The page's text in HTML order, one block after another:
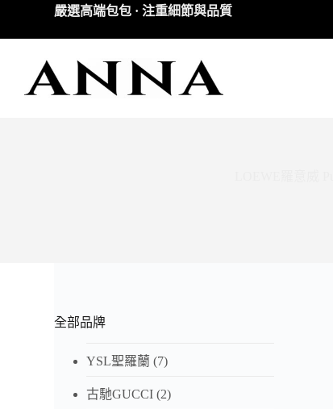
至
內
嚴選高端包包 · 注重細節與品質
全部品牌
YSL聖羅蘭 (7)
古馳GUCCI (2)